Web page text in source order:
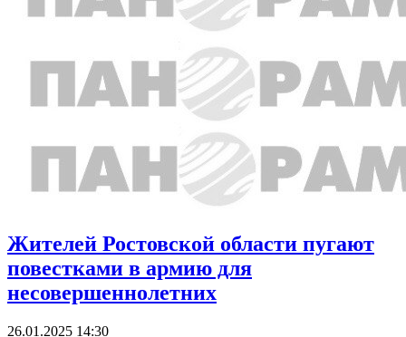
Жителей Ростовской области пугают
повестками в армию для
несовершеннолетних
26.01.2025 14:30